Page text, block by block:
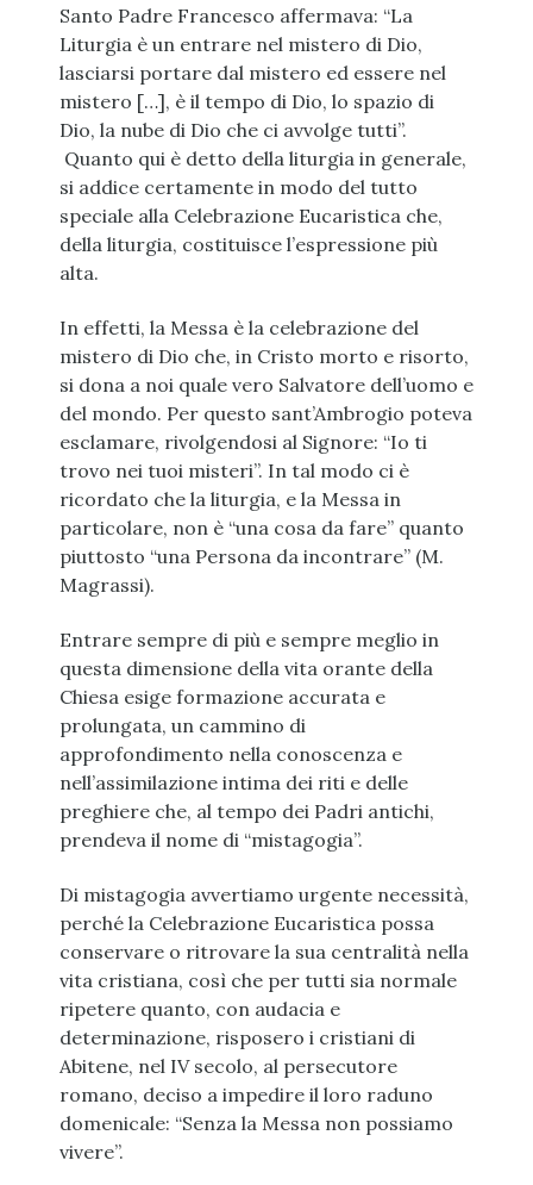
Santo Padre Francesco affermava: “La
Liturgia è un entrare nel mistero di Dio,
lasciarsi portare dal mistero ed essere nel
mistero […], è il tempo di Dio, lo spazio di
Dio, la nube di Dio che ci avvolge tutti”.
Quanto qui è detto della liturgia in generale,
si addice certamente in modo del tutto
speciale alla Celebrazione Eucaristica che,
della liturgia, costituisce l’espressione più
alta.
In effetti, la Messa è la celebrazione del
mistero di Dio che, in Cristo morto e risorto,
si dona a noi quale vero Salvatore dell’uomo e
del mondo. Per questo sant’Ambrogio poteva
esclamare, rivolgendosi al Signore: “Io ti
trovo nei tuoi misteri”. In tal modo ci è
ricordato che la liturgia, e la Messa in
particolare, non è “una cosa da fare” quanto
piuttosto “una Persona da incontrare” (M.
Magrassi).
Entrare sempre di più e sempre meglio in
questa dimensione della vita orante della
Chiesa esige formazione accurata e
prolungata, un cammino di
approfondimento nella conoscenza e
nell’assimilazione intima dei riti e delle
preghiere che, al tempo dei Padri antichi,
prendeva il nome di “mistagogia”.
Di mistagogia avvertiamo urgente necessità,
perché la Celebrazione Eucaristica possa
conservare o ritrovare la sua centralità nella
vita cristiana, così che per tutti sia normale
ripetere quanto, con audacia e
determinazione, risposero i cristiani di
Abitene, nel IV secolo, al persecutore
romano, deciso a impedire il loro raduno
domenicale: “Senza la Messa non possiamo
vivere”.